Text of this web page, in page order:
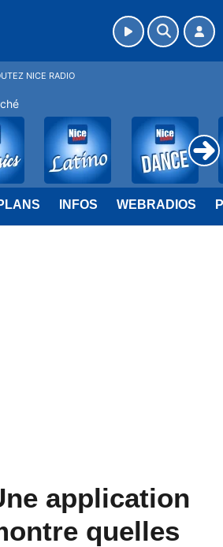
INFOS WEBRADIOS
application
quelles
NICE RADIO